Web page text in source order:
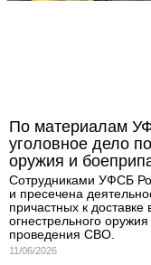
По материалам
уголовное дело
оружия и
Сотрудниками УФСБ
и пресечена
причастных к
огнестрельного
проведения СВО.
11/06/2026